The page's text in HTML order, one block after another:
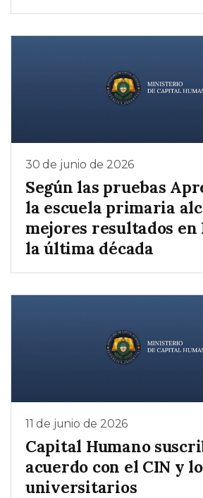
30 de junio de 2026
Según las pruebas
la escuela primaria
mejores resultados en
la última década
11 de junio de 2026
Capital Humano
acuerdo con el CIN y
universitarios